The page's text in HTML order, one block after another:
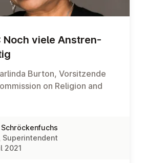
Noch viele An­stren­
Burton, Vorsitzende
on Religion and
Superintendent
2021